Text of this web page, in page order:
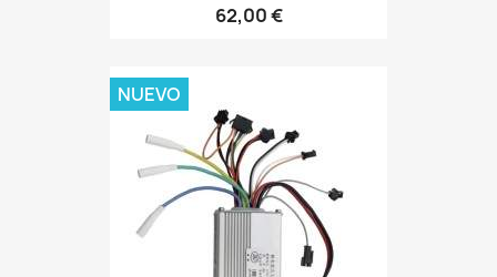
62,00 €
NUEVO